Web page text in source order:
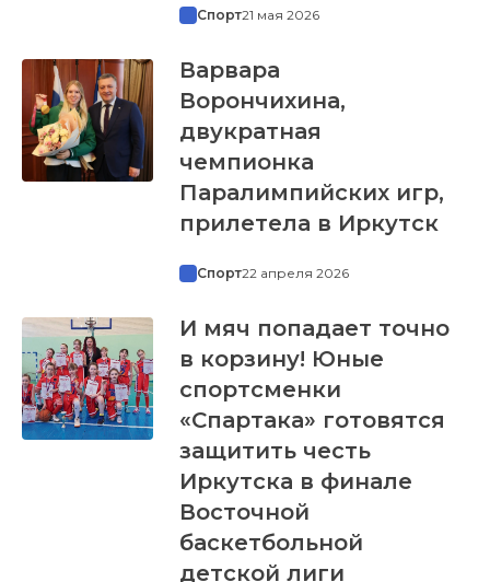
Спорт21 мая 2026
Варвара
Ворончихина,
двукратная
чемпионка
Паралимпийских игр,
прилетела в Иркутск
Спорт22 апреля 2026
И мяч попадает точно
в корзину! Юные
спортсменки
«Спартака» готовятся
защитить честь
Иркутска в финале
Восточной
баскетбольной
детской лиги